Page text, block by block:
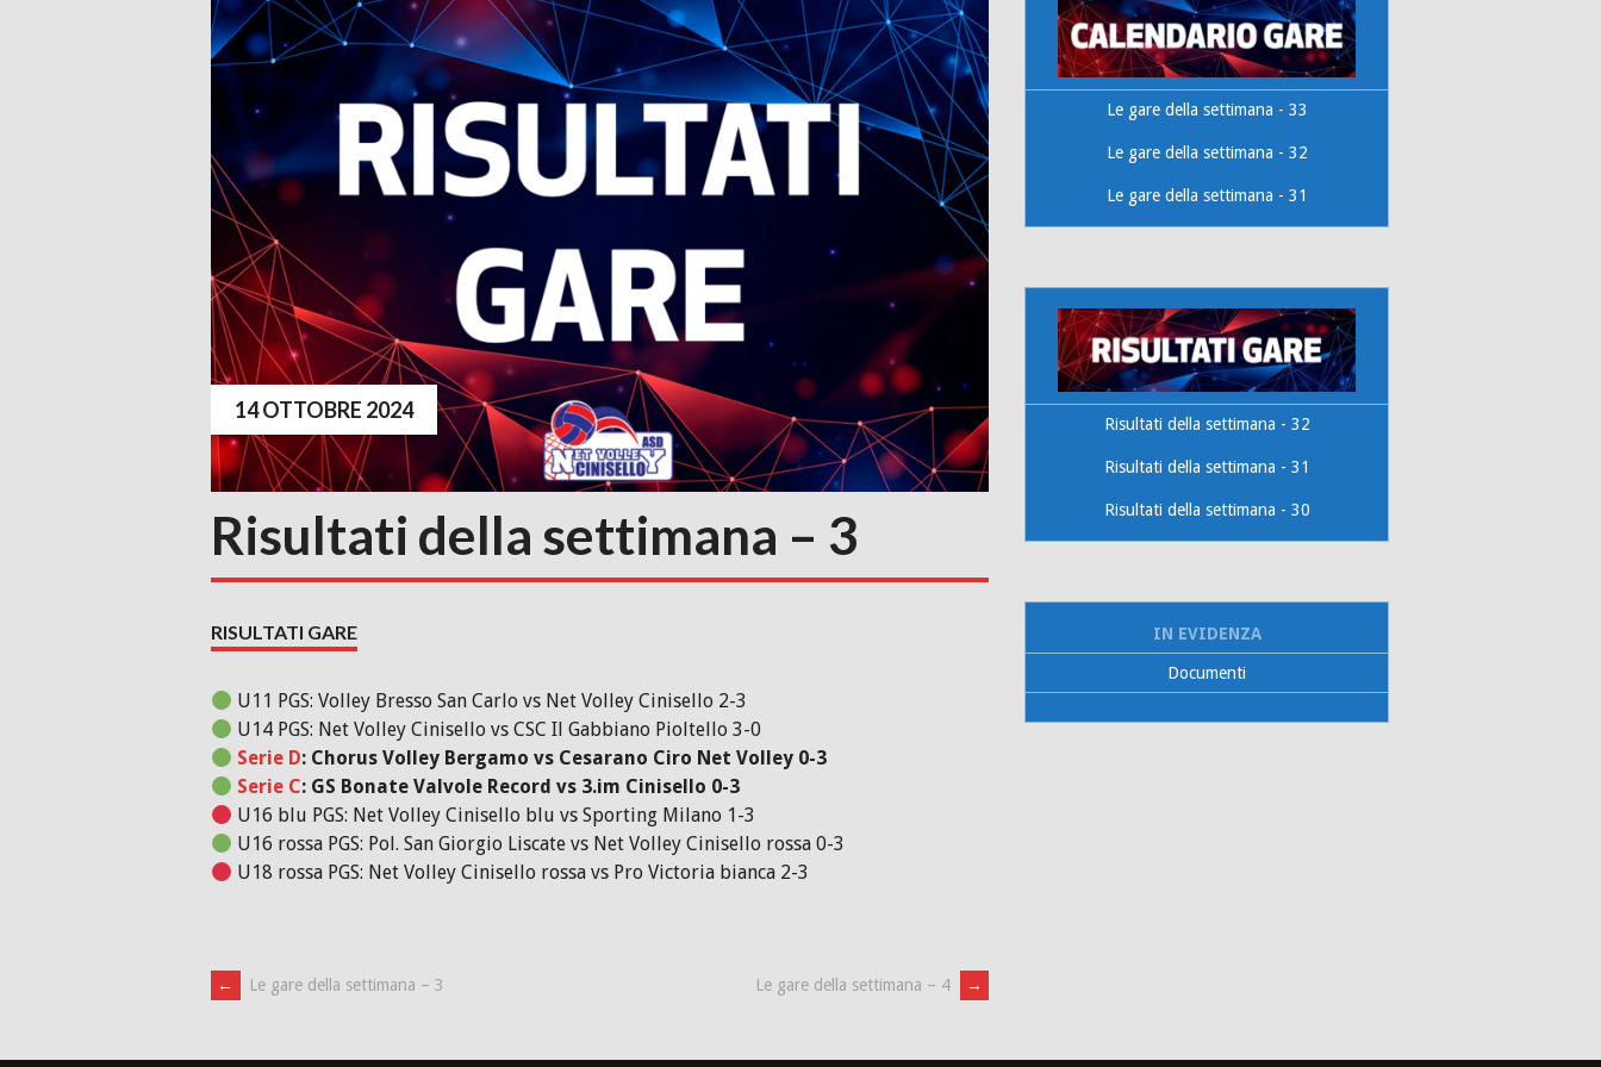
Risultati della settimana – 3
RISULTATI GARE
14 OTTOBRE 2024
U11 PGS: Volley Bresso San Carlo vs Net Volley Cinisello 2-3
U14 PGS: Net Volley Cinisello vs CSC Il Gabbiano Pioltello 3-0
Serie D: Chorus Volley Bergamo vs Cesarano Ciro Net Volley 0-3
Serie C: GS Bonate Valvole Record vs 3.im Cinisello 0-3
U16 blu PGS: Net Volley Cinisello blu vs Sporting Milano 1-3
U16 rossa PGS: Pol. San Giorgio Liscate vs Net Volley Cinisello rossa 0-3
U18 rossa PGS: Net Volley Cinisello rossa vs Pro Victoria bianca 2-3
Post
navigation
← Le gare della settimana – 3 Le gare della settimana – 4 →
Le gare della settimana - 33
Le gare della settimana - 32
Le gare della settimana - 31
Risultati della settimana - 32
Risultati della settimana - 31
Risultati della settimana - 30
IN EVIDENZA
Documenti